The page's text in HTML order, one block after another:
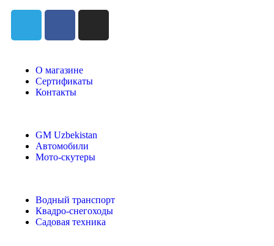
О магазине
Сертификаты
Контакты
GM Uzbekistan
Автомобили
Мото-скутеры
Водный транспорт
Квадро-снегоходы
Садовая техника